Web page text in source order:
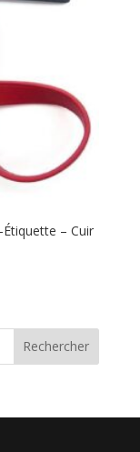
– Cuir
Rechercher